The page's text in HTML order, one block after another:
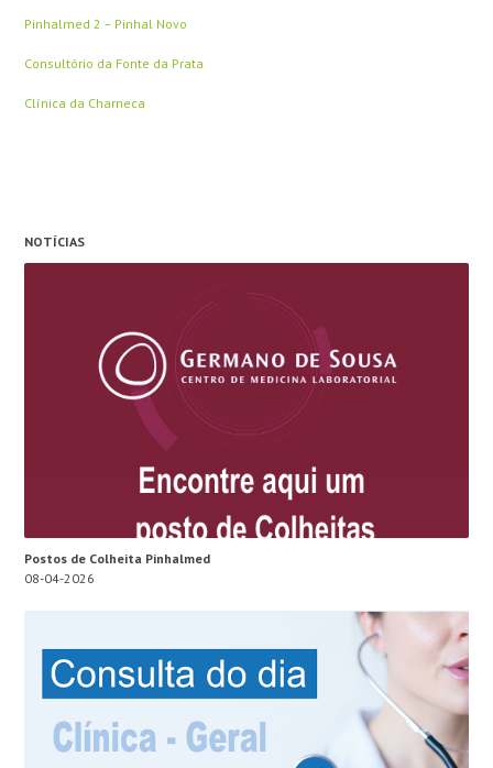
Pinhalmed 2 – Pinhal Novo
Consultório da Fonte da Prata
Clínica da Charneca
NOTÍCIAS
Postos de Colheita Pinhalmed
08-04-2026